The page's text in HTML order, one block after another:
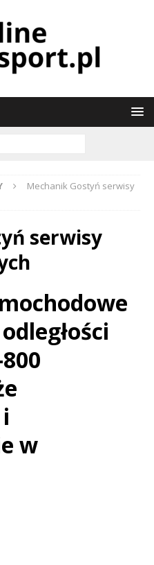
Mechanik Gostyń serwisy
serwisy
w